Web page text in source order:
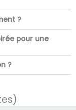
?
pour une
?